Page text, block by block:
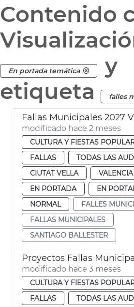
Contenido
En portada temática
y
etiqueta
falles
Fallas Municipales 2027
modificado hace 2 meses
CULTURA Y FIESTAS
FALLAS
TODAS LAS
CIUTAT VELLA
VALENCIA
EN PORTADA
EN
NORMAL
FALLES
FALLAS MUNICIPALES
SANTIAGO BALLESTER
modificado hace 3 meses
CULTURA Y FIESTAS
FALLAS
TODAS LAS